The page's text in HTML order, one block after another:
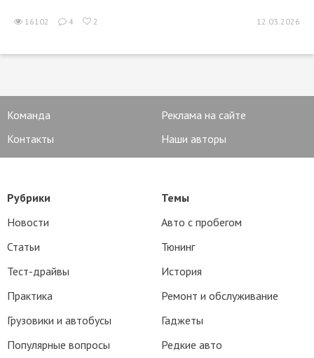
16102 4 2 12.03.2026
Команда
Реклама на сайте
Контакты
Наши авторы
Рубрики
Новости
Статьи
Тест-драйвы
Практика
Грузовики и автобусы
Популярные вопросы
Темы
Авто с пробегом
Тюнинг
История
Ремонт и обслуживание
Гаджеты
Редкие авто